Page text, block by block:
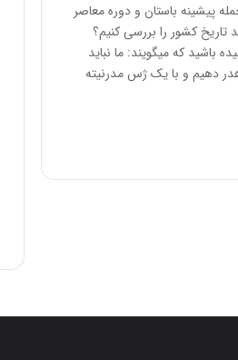
پیشینه باستان و دوره معاصر
تاریخ کشور را بررسی کنیم؟
باشید که میگویند: ما نباید
دهیم و با یک ژس مدرنیته